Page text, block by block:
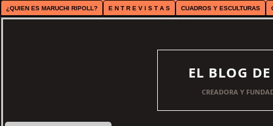
¿QUIEN ES MARUCHI RIPOLL? E N T R E V I S T A S CUADROS Y ESCULTURAS
EL BLOG
CREADORA Y